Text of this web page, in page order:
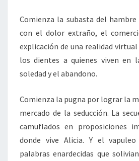
Comienza la subasta del hambre
con el dolor extraño, el
explicación de una realidad
los dientes a quienes viven en
soledad y el abandono.
Comienza la pugna por lograr la
mercado de la seducción. La
camuflados en proposiciones
donde vive Alicia. Y el
palabras enardecidas que